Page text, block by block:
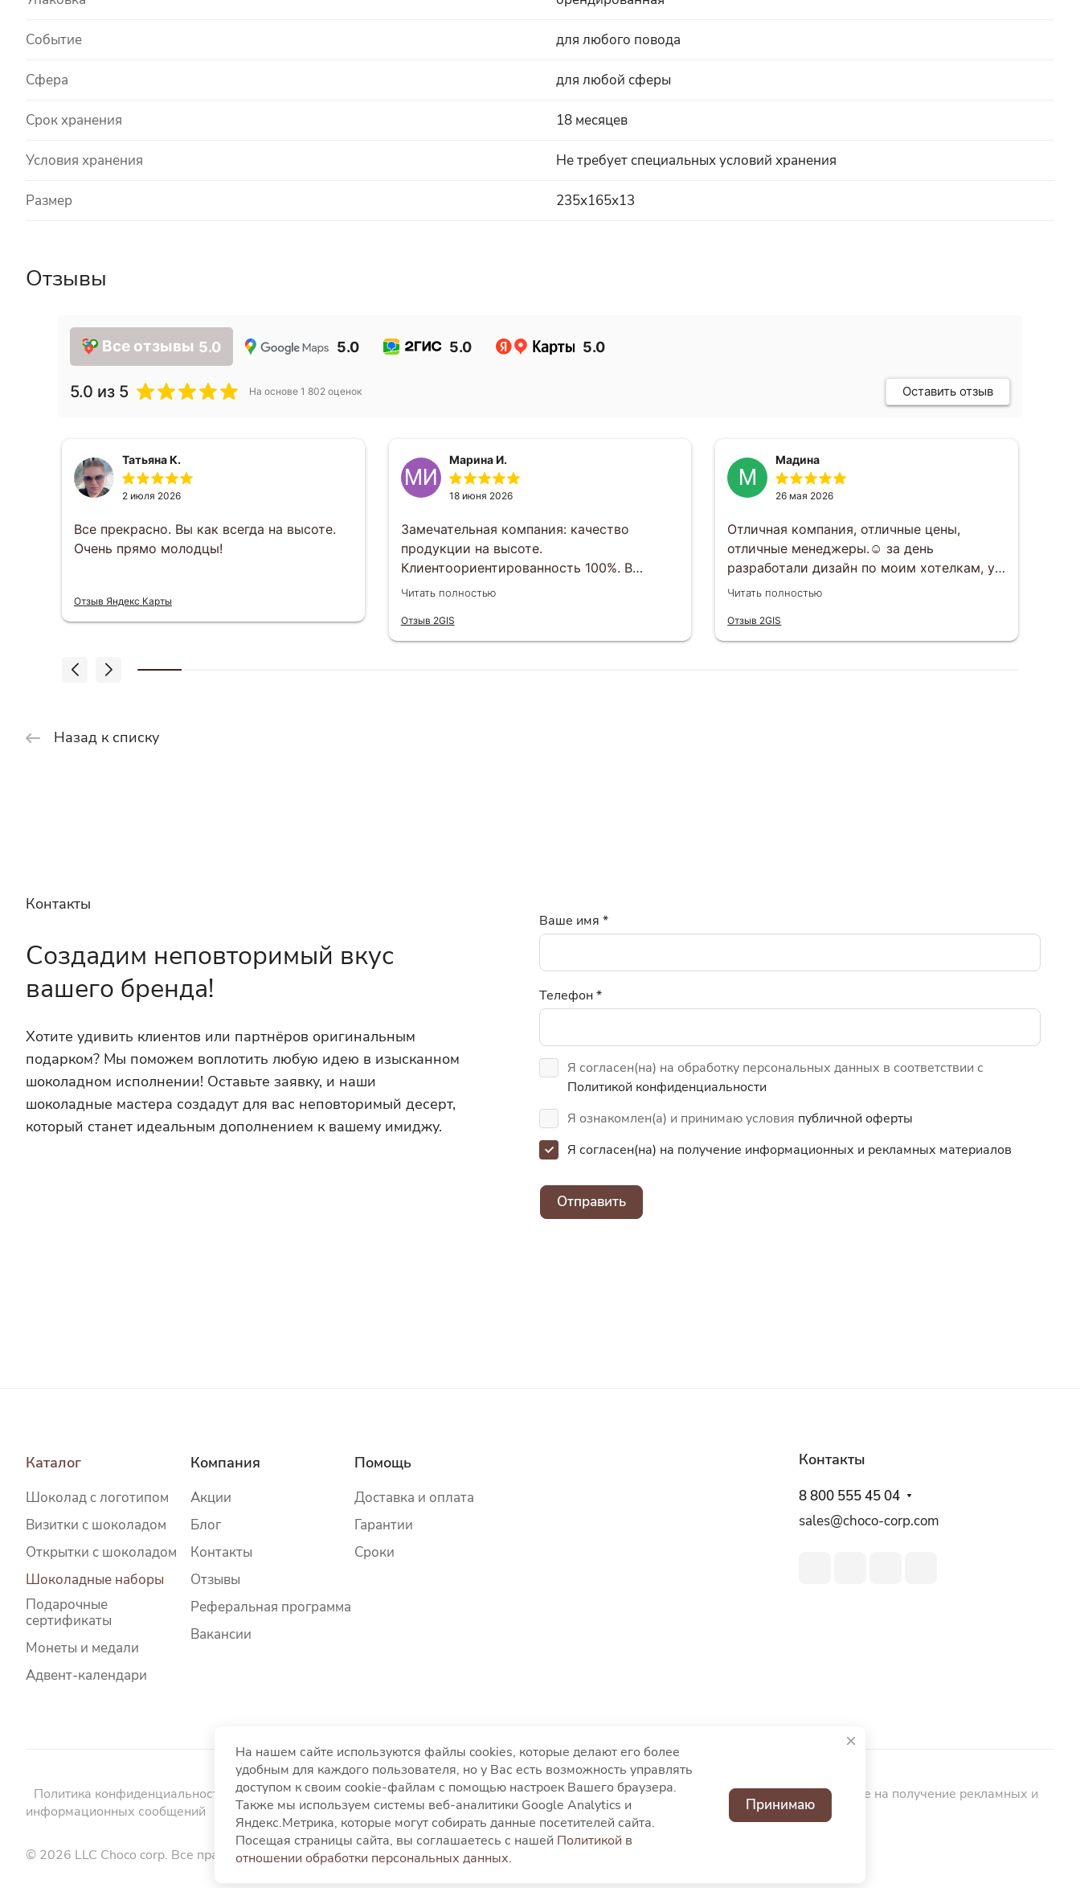
Событие для любого повода
Сфера для любой сферы
Срок хранения 18 месяцев
Условия хранения Не требует специальных условий хранения
Размер 235х165х13
Отзывы
Все отзывы 5.0 5.0 5.0 5.0
5.0 из 5 На основе 1 802 оценок Оставить отзыв
Татьяна К.
2 июля 2026
Все прекрасно. Вы как всегда на высоте.
Очень прямо молодцы!
Отзыв Яндекс Карты
МИ
Марина И.
18 июня 2026
Замечательная компания: качество
продукции на высоте.
Клиентоориентированность 100%. В
индивидуальном порядке любой вопрос
оперативно , сроки выполнения заказов
тоже соблюдаются. Будем еще заказывать
Читать полностью
Отзыв 2GIS
М
Мадина
26 мая 2026
Отличная компания, отличные цены,
отличные менеджеры.☺️ за день
разработали дизайн по моим хотелкам, у
вечеру того же дня все утвердили.
целости, шоколад не растаял, к тому же
очень вкусный)
Читать полностью
Отзыв 2GIS
Назад к списку
Контакты
Создадим неповторимый вкус
вашего бренда!
Хотите удивить клиентов или партнёров оригинальным
подарком? Мы поможем воплотить любую идею в изысканном
шоколадном исполнении! Оставьте заявку, и наши
шоколадные мастера создадут для вас неповторимый десерт,
который станет идеальным дополнением к вашему имиджу.
Ваше имя *
Телефон*
Я согласен(на) на обработку персональных данных в соответствии с
Политикой конфиденциальности
Я ознакомлен(а) и принимаю условия публичной оферты
Я согласен(на) на получение информационных и рекламных материалов
Отправить
Каталог
Шоколад c логотипом
Визитки с шоколадом
Открытки с шоколадом
Шоколадные наборы
Подарочные
сертификаты
Монеты и медали
Адвент-календари
Компания
Акции
Блог
Контакты
Отзывы
Реферальная программа
Вакансии
Помощь
Доставка и оплата
Гарантии
Сроки
Контакты
8 800 555 45 04
sales@choco-corp.com
Политика конфиденциальности Политика использования файлов cookies Согласие на обработку персональных данных
Согласие на получение рекламных и
информационных сообщений
Пользовательское соглашение
© 2026 LLC Choco corp. Все права защищены.
На нашем сайте используются файлы cookies, которые делают его более
удобным для каждого пользователя, но у Вас есть возможность управлять
доступом к своим cookie-файлам с помощью настроек Вашего браузера.
Также мы используем системы веб-аналитики Google Analytics и
Яндекс.Метрика, которые могут собирать данные посетителей сайта.
Посещая страницы сайта, вы соглашаетесь с нашей Политикой в
отношении обработки персональных данных.
Принимаю